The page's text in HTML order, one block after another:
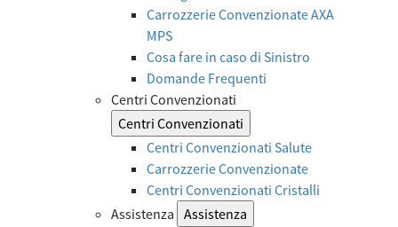
Carrozzerie Convenzionate AXA
MPS
Cosa fare in caso di Sinistro
Domande Frequenti
Centri Convenzionati
Centri Convenzionati
Centri Convenzionati Salute
Carrozzerie Convenzionate
Centri Convenzionati Cristalli
Assistenza Assistenza